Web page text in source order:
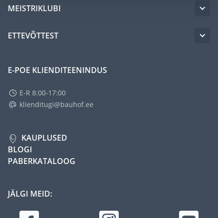
MEISTRIKLUBI
ETTEVÕTTEST
E-POE KLIENDITEENINDUS
E-R 8:00-17:00
klienditugi@bauhof.ee
KAUPLUSED
BLOGI
PABERKATALOOG
JÄLGI MEID: